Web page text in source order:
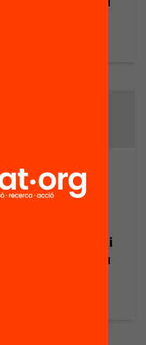
Arxiu
Els drets i les
d’asil en l’espai
jurídic europeu